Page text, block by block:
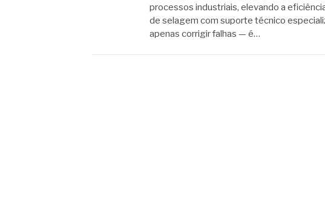
processos industriais, elevando a
de selagem com suporte técnico
apenas corrigir falhas — é…